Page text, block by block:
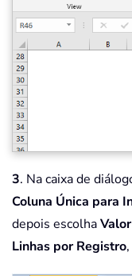
3. Na caixa de
Coluna Única para
depois escolha
Linhas por Registro